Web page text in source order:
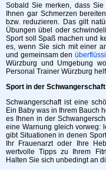
Sobald Sie merken, dass
Ihnen gar Schmerzen
bzw. reduzieren. Das gilt
Übungen übel oder
Sport soll Spaß machen und
es, wenn Sie sich mit einer
und gemeinsam den
Würzburg und Umgebung
Personal Trainer Würzburg
Sport in der Schwangerschaft
Schwangerschaft ist eine
Ein Baby was in Ihrem Bauch
es Ihnen in der
eine Warnung gleich vorweg:
gibt Situationen in denen
Ihr Frauenarzt oder Ihre
wertvolle Tipps zu Ihrem
Halten Sie sich unbedingt an